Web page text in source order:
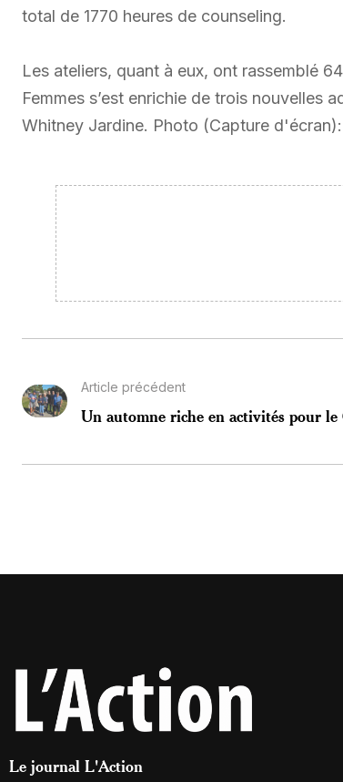
total de 1770 heures de counseling.
Les ateliers, quant à eux, ont rassemblé
Femmes s’est enrichie de trois nouvelles
Whitney Jardine. Photo (Capture
Article précédent
Un automne riche en activités pour le
Le journal L'Action